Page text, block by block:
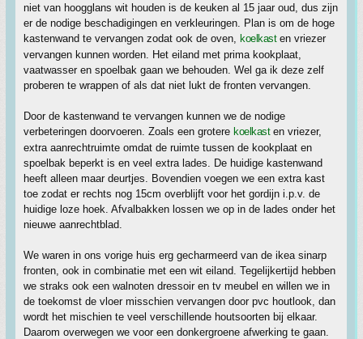
niet van hoogglans wit houden is de keuken al 15 jaar oud, dus zijn
er de nodige beschadigingen en verkleuringen. Plan is om de hoge
kastenwand te vervangen zodat ook de oven,
koelkasten vriezer
vervangen kunnen worden. Het eiland met prima kookplaat,
vaatwasser en spoelbak gaan we behouden. Wel ga ik deze zelf
proberen te wrappen of als dat niet lukt de fronten vervangen.
Door de kastenwand te vervangen kunnen we de nodige
verbeteringen doorvoeren. Zoals een grotere koelkasten vriezer,
extra aanrechtruimte omdat de ruimte tussen de kookplaat en
spoelbak beperkt is en veel extra lades. De huidige kastenwand
heeft alleen maar deurtjes. Bovendien voegen we een extra kast
toe zodat er rechts nog 15cm overblijft voor het gordijn i.p.v. de
huidige loze hoek. Afvalbakken lossen we op in de lades onder het
nieuwe aanrechtblad.
We waren in ons vorige huis erg gecharmeerd van de ikea sinarp
fronten, ook in combinatie met een wit eiland. Tegelijkertijd hebben
we straks ook een walnoten dressoir en tv meubel en willen we in
de toekomst de vloer misschien vervangen door pvc houtlook, dan
wordt het mischien te veel verschillende houtsoorten bij elkaar.
Daarom overwegen we voor een donkergroene afwerking te gaan.